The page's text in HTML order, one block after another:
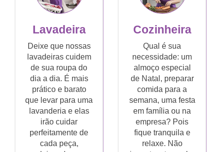
Lavadeira
Deixe que nossas
lavadeiras cuidem
de sua roupa do
dia a dia. É mais
prático e barato
que levar para uma
lavanderia e elas
irão cuidar
perfeitamente de
cada peça,
Cozinheira
Qual é sua
necessidade: um
almoço especial
de Natal, preparar
comida para a
semana, uma festa
em família ou na
empresa? Pois
fique tranquila e
relaxe. Não